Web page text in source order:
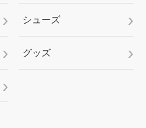
シューズ
グッズ